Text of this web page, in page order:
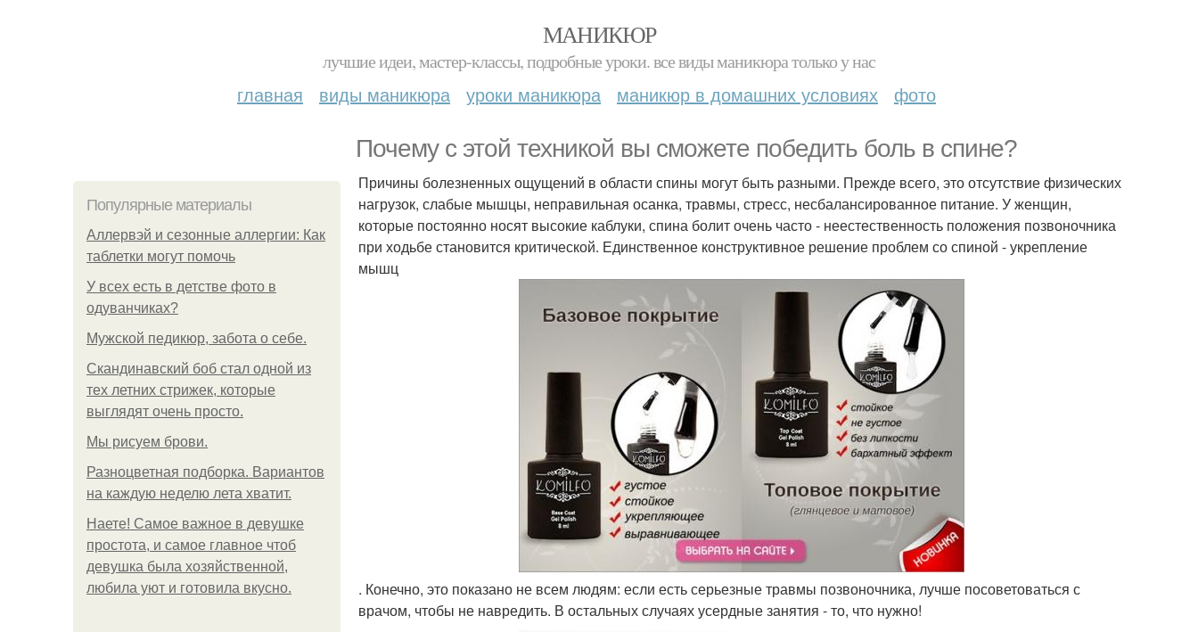
МАНИКЮР
лучшие идеи, мастер-классы, подробные уроки. все виды маникюра только у нас
главная виды маникюра уроки маникюра маникюр в домашних условиях фото
Почему с этой техникой вы сможете победить боль в спине?
Популярные материалы
Аллервэй и сезонные аллергии: Как
таблетки могут помочь
У всех есть в детстве фото в
одуванчиках?
Мужской педикюр, забота о себе.
Скандинавский боб стал одной из
тех летних стрижек, которые
выглядят очень просто.
Мы рисуем брови.
Разноцветная подборка. Вариантов
на каждую неделю лета хватит.
Наете! Самое важное в девушке
простота, и самое главное чтоб
девушка была хозяйственной,
любила уют и готовила вкусно.
Причины болезненных ощущений в области спины могут быть разными. Прежде всего, это отсутствие физических
нагрузок, слабые мышцы, неправильная осанка, травмы, стресс, несбалансированное питание. У женщин,
которые постоянно носят высокие каблуки, спина болит очень часто - неестественность положения позвоночника
при ходьбе становится критической. Единственное конструктивное решение проблем со спиной - укрепление
мышц
. Конечно, это показано не всем людям: если есть серьезные травмы позвоночника, лучше посоветоваться с
врачом, чтобы не навредить. В остальных случаях усердные занятия - то, что нужно!